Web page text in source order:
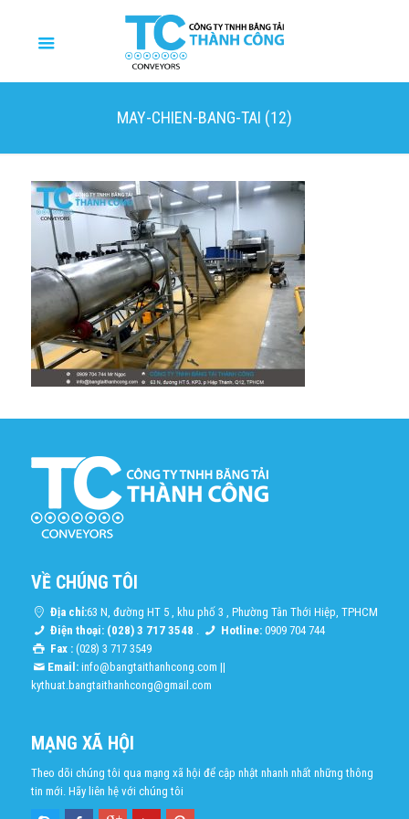
MAY-CHIEN-BANG-TAI (12)
VỀ CHÚNG TÔI
Địa chỉ:63 N, đường HT 5 , khu phố 3 , Phường Tân Thới Hiệp, TPHCM
Điện thoại: (028) 3 717 3548 . Hotline: 0909 704 744
Fax :(028) 3 717 3549
Email: info@bangtaithanhcong.com ||
kythuat.bangtaithanhcong@gmail.com
MẠNG XÃ HỘI
Theo dõi chúng tôi qua mạng xã hội để cập nhật nhanh nhất những thông
tin mới. Hãy liên hệ với chúng tôi